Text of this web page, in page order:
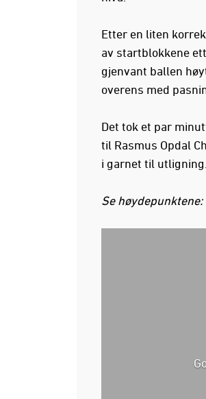
Etter en liten
av startblokkene
gjenvant ballen
overens med
Det tok et par
til Rasmus Opdal
i garnet til utligning.
Se høydepunktene: